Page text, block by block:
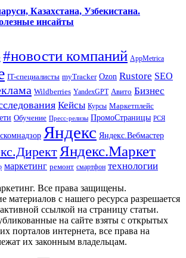
Казахстана, Узбекистана.
инсайты
#новости компаний AppMetrica
IT-специалисты myTracker Ozon Rustore SEO
Wildberries YandexGPT Авито Бизнес
Кейсы Курсы Маркетплейс
Обучение Пресс-релизы ПромоСтраницы РСЯ
Яндекс Яндекс.Вебмастер
Яндекс.Маркет
маркетинг ремонт смартфон технологии
Все права защищены.
материалов с нашего ресурса разрешается
ссылкой на страницу статьи.
на сайте взяты с открытых
порталов интернета, все права на
их законным владельцам.